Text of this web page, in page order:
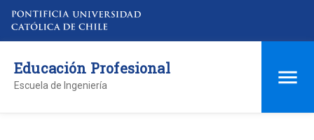
Educación Profesional
Escuela de Ingeniería